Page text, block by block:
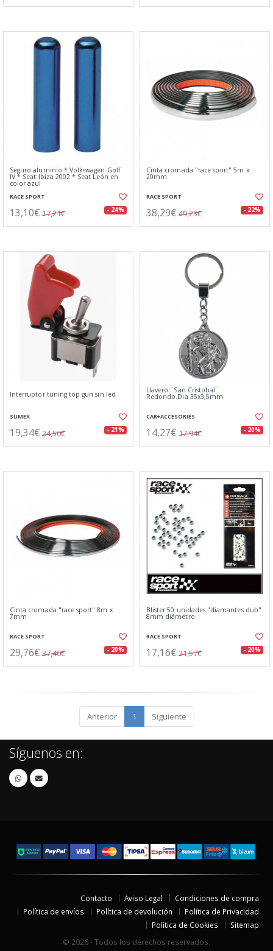
Seguro aluminio * Volkswagen Golf
IV * Seat Ibiza 2002 * Seat León en
color azul
RACE SPORT
13,10€ 17,21€ - 24%
Cinta cromada "race sport" 5m x
20mm
RACE SPORT
38,29€ 49,23€ - 22%
Interruptor tuning top gun sin led
SUMEX
19,34€ 24,50€ - 21%
Llavero ¨San Cristobal¨
Redondo.Dia.35x3,5mm
CAR+ACCESORIES
14,27€ 17,94€ - 20%
Cinta cromada "race sport" 8m x
7mm
RACE SPORT
29,76€ 37,40€ - 20%
Blister 50 unidades "diamantes dub"
8mm diámetro
RACE SPORT
17,16€ 21,57€ - 20%
Anterior 1 Siguiente
Síguenos en:
Contacto Aviso Legal
Condiciones de compra
Política de envíos
Política de devolución
Política de Privacidad
Política de Cookies
Sitemap
© 2026 - Todos los derechos reservados.